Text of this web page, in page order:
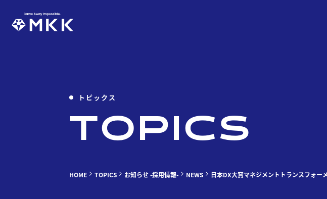
トピックス
TOPICS
HOME TOPICS お知らせ -採用情報- NEWS 日本DX大賞​マネジメントトランスフォー